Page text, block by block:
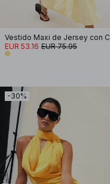
EUR 53.16 EUR 75.95
-30%